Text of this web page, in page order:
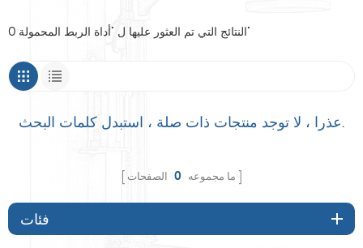
عذرا ، لا توجد منتجات ذات صلة ، استبدل كلمات البحث.
ما مجموعه 0 الصفحات
فئات